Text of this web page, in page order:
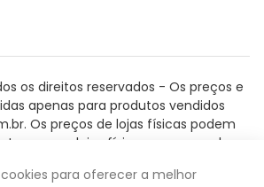
os direitos reservados - Os preços e
apenas para produtos vendidos
Os preços de lojas físicas podem
trocas em lojas físicas, apenas pelo
para oferecer a melhor